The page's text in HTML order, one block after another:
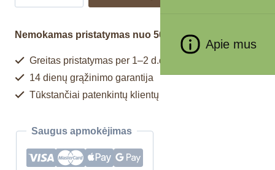
Apie mus
Nemokamas pristatymas nuo 50€
Greitas pristatymas per 1–2 d.d.
14 dienų grąžinimo garantija
Tūkstančiai patenkintų klientų
Saugus apmokėjimas